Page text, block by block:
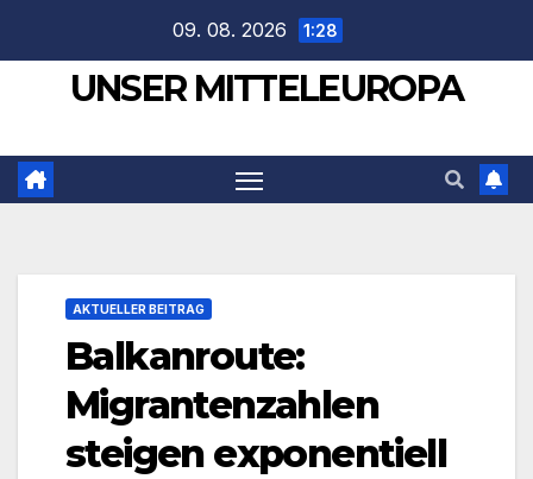
springen
09. 08. 2026 1:28
UNSER MITTELEUROPA
AKTUELLER BEITRAG
Balkanroute:
Migrantenzahlen
steigen exponentiell